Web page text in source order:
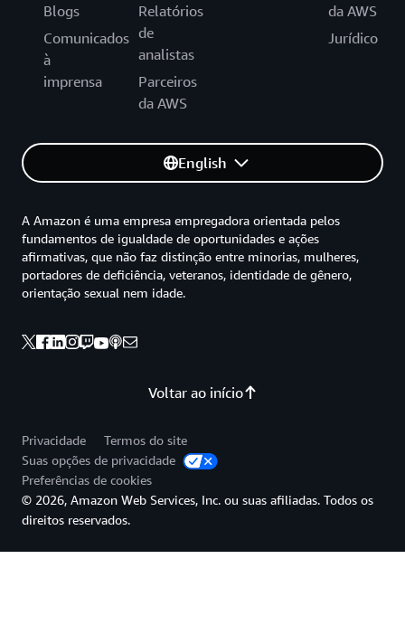
Blogs
Comunicados
à
imprensa
Relatórios
de
analistas
Parceiros
da AWS
da AWS
Jurídico
English
Voltar ao início
A Amazon é uma empresa empregadora orientada pelos
fundamentos de igualdade de oportunidades e ações
afirmativas, que não faz distinção entre minorias, mulheres,
portadores de deficiência, veteranos, identidade de gênero,
orientação sexual nem idade.
Privacidade
Termos do site
Suas opções de privacidade
Preferências de cookies
© 2026, Amazon Web Services, Inc. ou suas afiliadas. Todos os
direitos reservados.